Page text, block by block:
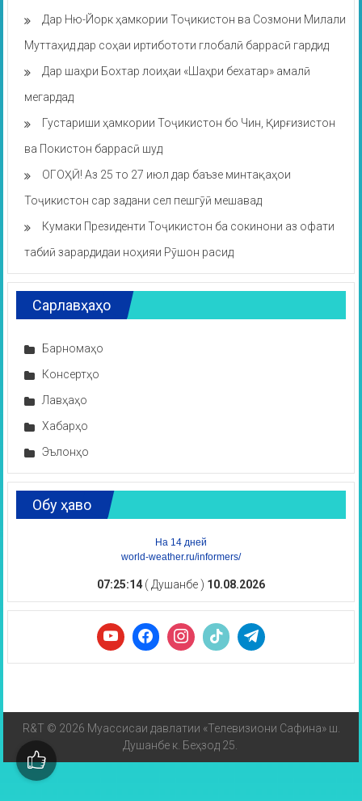
Дар Ню-Йорк ҳамкории Тоҷикистон ва Созмони Милали
Муттаҳид дар соҳаи иртибототи глобалӣ баррасӣ гардид
Дар шаҳри Бохтар лоиҳаи «Шаҳри бехатар» амалӣ
мегардад
Густариши ҳамкории Тоҷикистон бо Чин, Қирғизистон
ва Покистон баррасӣ шуд
ОГОҲӢ! Аз 25 то 27 июл дар баъзе минтақаҳои
Тоҷикистон сар задани сел пешгӯӣ мешавад
Кумаки Президенти Тоҷикистон ба сокинони аз офати
табиӣ зарардидаи ноҳияи Рӯшон расид
Сарлавҳаҳо
Барномаҳо
Консертҳо
Лавҳаҳо
Хабарҳо
Эълонҳо
Обу ҳаво
На 14 дней
world-weather.ru/informers/
07:25:14 ( Душанбе ) 10.08.2026
R&T © 2026 Муассисаи давлатии «Телевизиони Сафина» ш.
Душанбе к. Беҳзод 25.